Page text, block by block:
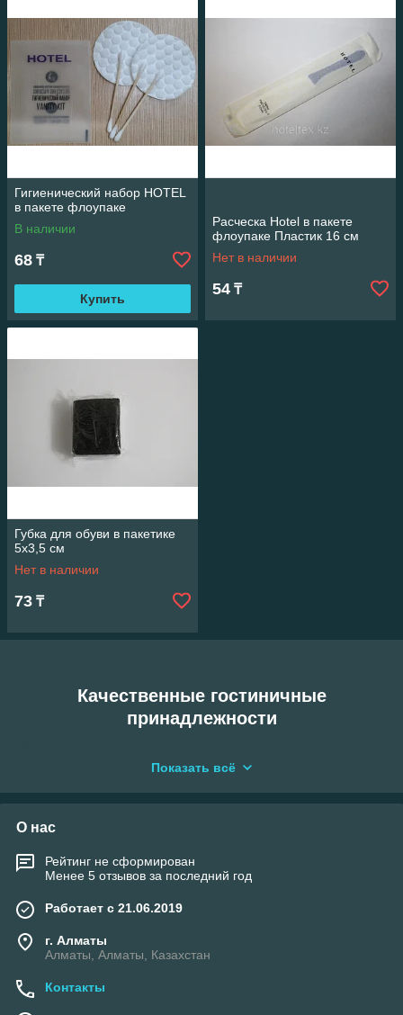
Гигиенический набор HOTEL
в пакете флоупаке
В наличии
68 ₸
Купить
Расческа Hotel в пакете
флоупаке Пластик 16 см
Нет в наличии
54 ₸
Губка для обуви в пакетике
5x3,5 см
Нет в наличии
73 ₸
Качественные гостиничные
принадлежности
Все гостиничные принадлежности, что представлены в
постояльцами и для окружающей среды.
Показать всё
О нас
Рейтинг не сформирован
Менее 5 отзывов за последний год
Работает с 21.06.2019
г. Алматы
Алматы, Алматы, Казахстан
Контакты